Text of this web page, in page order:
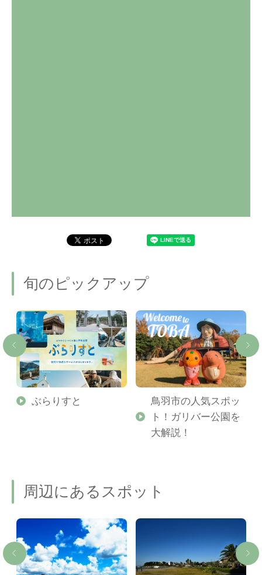
旬のピックアップ
ぶらりすと
鳥羽市の人気スポッ
ト！ガリバー公園を
大解説！
周辺にあるスポット